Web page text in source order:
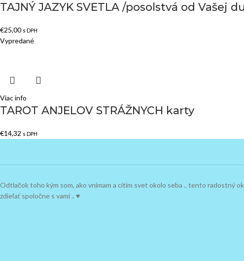
TAJNÝ JAZYK SVETLA /posolstvá od Vašej
€25,00 s DPH
Vypredané
Viac info
TAROT ANJELOV STRÁŽNYCH karty
€14,32 s DPH
Odtlačok toho kým som, ako vnímam a cítim svet okolo seba .. tento radostný
zdieľať spoločne s vami .. ♥